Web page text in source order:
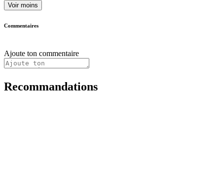
Voir moins
Commentaires
Ajoute ton commentaire
Recommandations